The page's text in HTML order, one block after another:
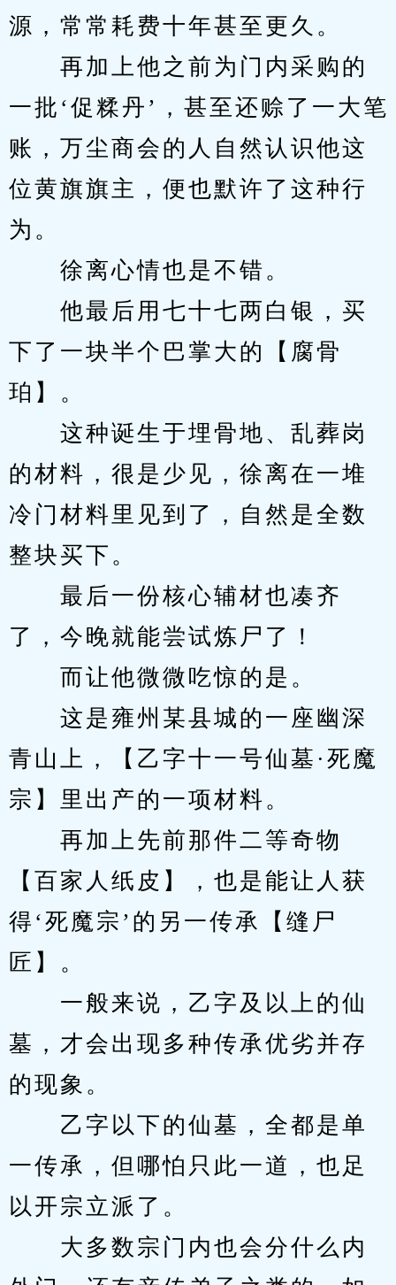
源，常常耗费十年甚至更久。
再加上他之前为门内采购的
一批‘促糅丹’，甚至还赊了一大笔
账，万尘商会的人自然认识他这
位黄旗旗主，便也默许了这种行
为。
徐离心情也是不错。
他最后用七十七两白银，买
下了一块半个巴掌大的【腐骨
珀】。
这种诞生于埋骨地、乱葬岗
的材料，很是少见，徐离在一堆
冷门材料里见到了，自然是全数
整块买下。
最后一份核心辅材也凑齐
了，今晚就能尝试炼尸了！
而让他微微吃惊的是。
这是雍州某县城的一座幽深
青山上，【乙字十一号仙墓·死魔
宗】里出产的一项材料。
再加上先前那件二等奇物
【百家人纸皮】，也是能让人获
得‘死魔宗’的另一传承【缝尸
匠】。
一般来说，乙字及以上的仙
墓，才会出现多种传承优劣并存
的现象。
乙字以下的仙墓，全都是单
一传承，但哪怕只此一道，也足
以开宗立派了。
大多数宗门内也会分什么内